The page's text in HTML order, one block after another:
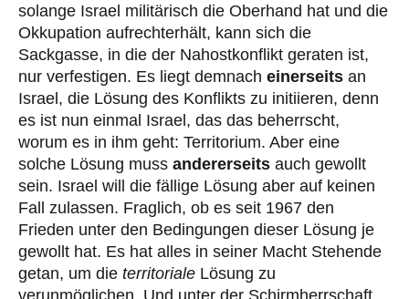
solange Israel militärisch die Oberhand hat und die
Okkupation aufrechterhält, kann sich die
Sackgasse, in die der Nahostkonflikt geraten ist,
nur verfestigen. Es liegt demnach einerseits an
Israel, die Lösung des Konflikts zu initiieren, denn
es ist nun einmal Israel, das das beherrscht,
worum es in ihm geht: Territorium. Aber eine
solche Lösung muss andererseits auch gewollt
sein. Israel will die fällige Lösung aber auf keinen
Fall zulassen. Fraglich, ob es seit 1967 den
Frieden unter den Bedingungen dieser Lösung je
gewollt hat. Es hat alles in seiner Macht Stehende
getan, um die territoriale Lösung zu